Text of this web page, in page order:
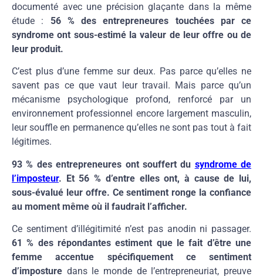
documenté avec une précision glaçante dans la même
étude : 56 % des entrepreneures touchées par ce
syndrome ont sous-estimé la valeur de leur offre ou de
leur produit.
C’est plus d’une femme sur deux. Pas parce qu’elles ne
savent pas ce que vaut leur travail. Mais parce qu’un
mécanisme psychologique profond, renforcé par un
environnement professionnel encore largement masculin,
leur souffle en permanence qu’elles ne sont pas tout à fait
légitimes.
93 % des entrepreneures ont souffert du syndrome de
l’imposteur. Et 56 % d’entre elles ont, à cause de lui,
sous-évalué leur offre. Ce sentiment ronge la confiance
au moment même où il faudrait l’afficher.
Ce sentiment d’illégitimité n’est pas anodin ni passager.
61 % des répondantes estiment que le fait d’être une
femme accentue spécifiquement ce sentiment
d’imposture dans le monde de l’entrepreneuriat, preuve